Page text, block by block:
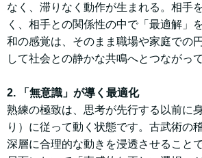
なく、滞りなく動作が生まれる。相手
く、相手との関係性の中で「最適解」
和の感覚は、そのまま職場や家庭での
して社会との静かな共鳴へとつながっ
2. 「無意識」が導く最適化
熟練の極致は、思考が先行する以前に
り）に従って動く状態です。古武術の
深層に合理的な動きを浸透させること